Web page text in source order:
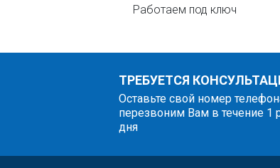
Работаем под ключ
ТРЕБУЕТСЯ
Оставьте свой номер
перезвоним Вам в течение 1
дня